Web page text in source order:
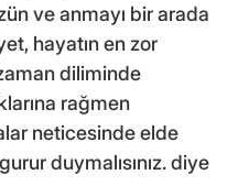
ve anmayı bir arada
hayatın en zor
diliminde
rağmen
neticesinde elde
duymalısınız. diye